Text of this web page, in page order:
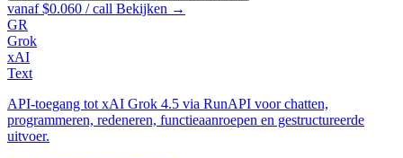
vanaf $0.060 / call Bekijken →
GR
Grok
xAI
Text
API-toegang tot xAI Grok 4.5 via RunAPI voor chatten,
programmeren, redeneren, functieaanroepen en gestructureerde
uitvoer.